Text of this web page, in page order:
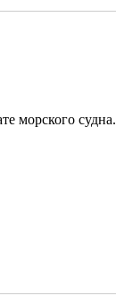
морского судна.